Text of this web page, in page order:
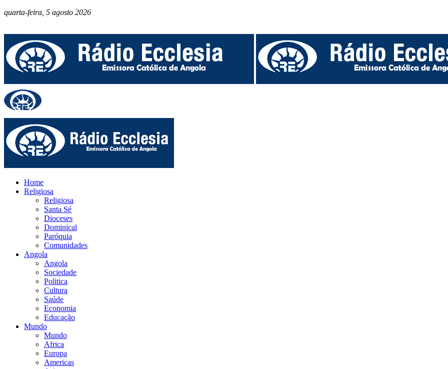
quarta-feira, 5 agosto 2026
Home
Religiosa
Religiosa
Santa Sé
Dioceses
Dominical
Paróquia
Comunidades
Angola
Angola
Sociedade
Politica
Cultura
Saúde
Economia
Educação
Mundo
Mundo
Africa
Europa
Americas